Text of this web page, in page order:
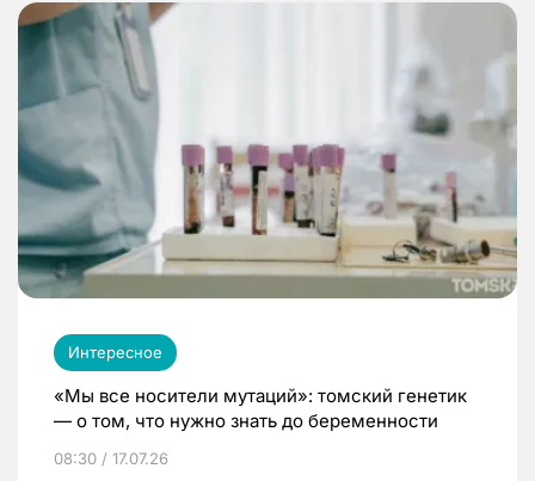
Интересное
«Мы все носители мутаций»: томский генетик
— о том, что нужно знать до беременности
08:30 / 17.07.26